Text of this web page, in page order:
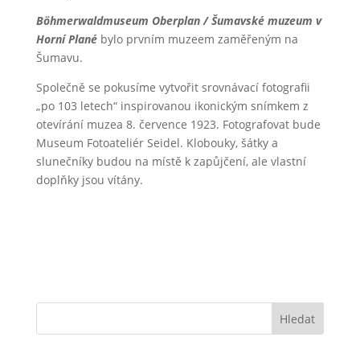
Böhmerwaldmuseum Oberplan / Šumavské muzeum v
Horní Plané bylo prvním muzeem zaměřeným na
Šumavu.
Společně se pokusíme vytvořit srovnávací fotografii
„po 103 letech“ inspirovanou ikonickým snímkem z
otevírání muzea 8. července 1923. Fotografovat bude
Museum Fotoateliér Seidel. Klobouky, šátky a
slunečníky budou na místě k zapůjčení, ale vlastní
doplňky jsou vítány.